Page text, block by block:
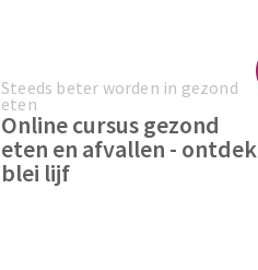
Steeds beter worden in gezond
eten
Online cursus gezond
eten en afvallen - ontdek
blei lijf